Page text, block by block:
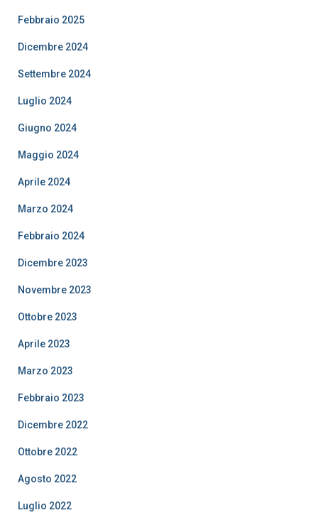
Febbraio 2025
Dicembre 2024
Settembre 2024
Luglio 2024
Giugno 2024
Maggio 2024
Aprile 2024
Marzo 2024
Febbraio 2024
Dicembre 2023
Novembre 2023
Ottobre 2023
Aprile 2023
Marzo 2023
Febbraio 2023
Dicembre 2022
Ottobre 2022
Agosto 2022
Luglio 2022